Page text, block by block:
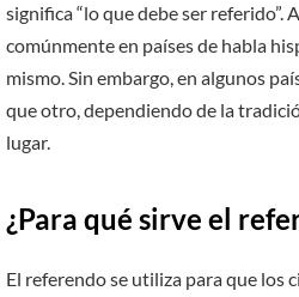
significa “lo que debe ser referido”.
comúnmente en países de habla
mismo. Sin embargo, en algunos
que otro, dependiendo de la
lugar.
¿Para qué sirve el
El referendo se utiliza para que los